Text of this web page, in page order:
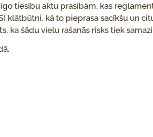
tiesību aktu prasībām, kas
klātbūtni, kā to pieprasa sacīkšu un
ka šādu vielu rašanās risks tiek